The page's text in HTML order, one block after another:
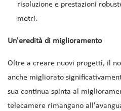
risoluzione e prestazioni
metri.
Un'eredità di miglioramento
Oltre a creare nuovi progetti, il
anche migliorato
sua continua spinta al
telecamere rimangano